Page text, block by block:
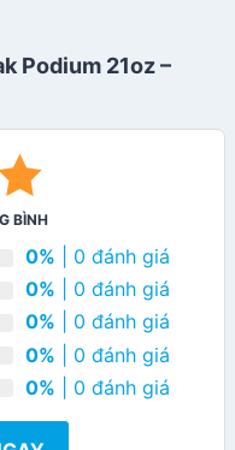
Podium 21oz –
BÌNH
0% | 0 đánh giá
0% | 0 đánh giá
0% | 0 đánh giá
0% | 0 đánh giá
0% | 0 đánh giá